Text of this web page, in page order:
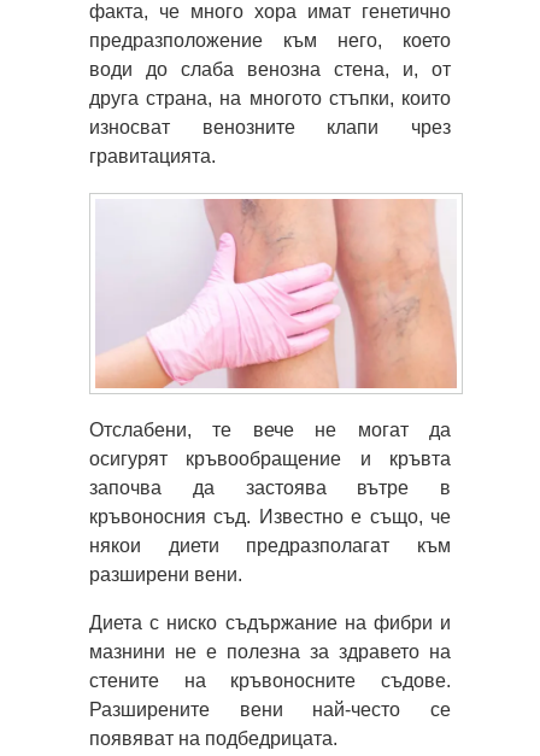
факта, че много хора имат генетично
предразположение към него, което
води до слаба венозна стена, и, от
друга страна, на многото стъпки, които
износват венозните клапи чрез
гравитацията.
Отслабени, те вече не могат да
осигурят кръвообращение и кръвта
започва да застоява вътре в
кръвоносния съд. Известно е също, че
някои диети предразполагат към
разширени вени.
Диета с ниско съдържание на фибри и
мазнини не е полезна за здравето на
стените на кръвоносните съдове.
Разширените вени най-често се
появяват на подбедрицата.